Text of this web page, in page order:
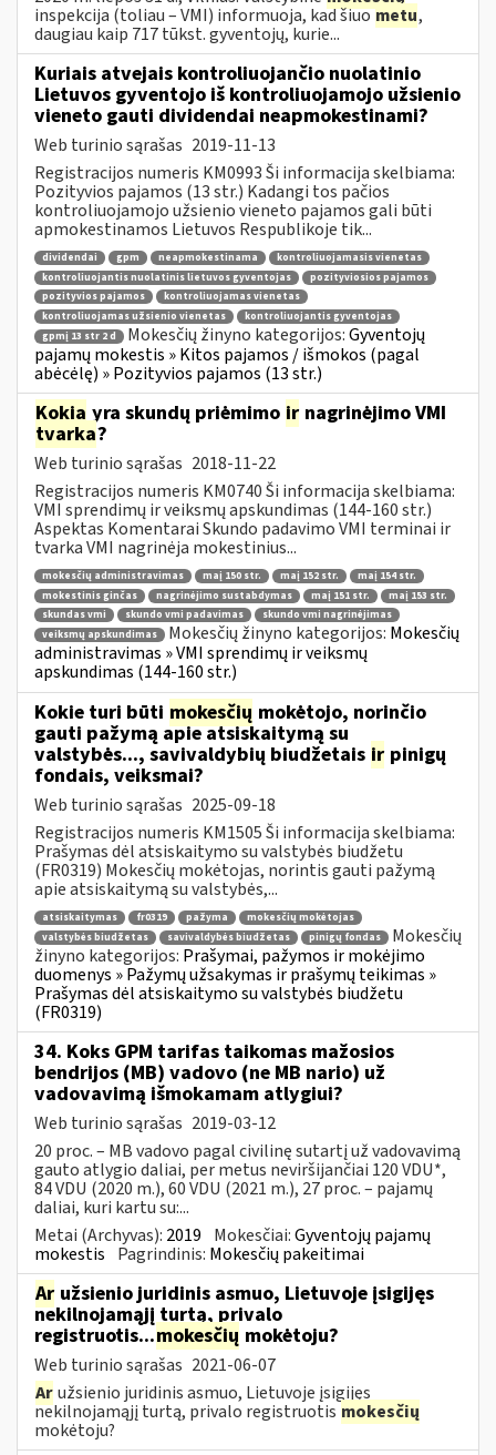
inspekcija (toliau – VMI) informuoja, kad šiuometu,
daugiau kaip 717 tūkst. gyventojų, kurie...
Kuriais atvejais kontroliuojančio nuolatinio
Lietuvos gyventojo iš kontroliuojamojo užsienio
vieneto gauti dividendai neapmokestinami?
Web turinio sąrašas 2019-11-13
Registracijos numeris KM0993 Ši informacija skelbiama:
Pozityvios pajamos (13 str.) Kadangi tos pačios
kontroliuojamojo užsienio vieneto pajamos gali būti
apmokestinamos Lietuvos Respublikoje tik...
dividendai gpm neapmokestinama
kontroliuojamasis vienetas
kontroliuojantis nuolatinis lietuvos gyventojas
pozityviosios pajamos
pozityvios pajamos
kontroliuojamas vienetas
kontroliuojamas užsienio vienetas
kontroliuojantis gyventojas
gpmį 13 str 2 d
Mokesčių žinyno kategorijos:Gyventojų
pajamų mokestis » Kitos pajamos / išmokos (pagal
abėcėlę) » Pozityvios pajamos (13 str.)
Kokia yra skundų priėmimo ir nagrinėjimo VMI
tvarka?
Web turinio sąrašas 2018-11-22
Registracijos numeris KM0740 Ši informacija skelbiama:
VMI sprendimų ir veiksmų apskundimas (144-160 str.)
Aspektas Komentarai Skundo padavimo VMI terminai ir
tvarka VMI nagrinėja mokestinius...
mokesčių administravimas maį 150 str. maį 152 str.
maį 154 str.
mokestinis ginčas
nagrinėjimo sustabdymas maį 151 str.
maį 153 str.
skundas vmi
skundo vmi padavimas
skundo vmi nagrinėjimas
veiksmų apskundimas
Mokesčių žinyno kategorijos: Mokesčių
administravimas » VMI sprendimų ir veiksmų
apskundimas (144-160 str.)
Kokie turi būti mokesčių mokėtojo, norinčio
gauti pažymą apie atsiskaitymą su
valstybės..., savivaldybių biudžetais ir pinigų
fondais, veiksmai?
Web turinio sąrašas 2025-09-18
Registracijos numeris KM1505 Ši informacija skelbiama:
Prašymas dėl atsiskaitymo su valstybės biudžetu
(FR0319) Mokesčių mokėtojas, norintis gauti pažymą
apie atsiskaitymą su valstybės,...
atsiskaitymas fr0319 pažyma
mokesčių mokėtojas
valstybės biudžetas
savivaldybės biudžetas pinigų fondas
Mokesčių
žinyno kategorijos: Prašymai, pažymos ir mokėjimo
duomenys » Pažymų užsakymas ir prašymų teikimas »
Prašymas dėl atsiskaitymo su valstybės biudžetu
(FR0319)
34. Koks GPM tarifas taikomas mažosios
bendrijos (MB) vadovo (ne MB nario) už
vadovavimą išmokamam atlygiui?
Web turinio sąrašas 2019-03-12
20 proc. – MB vadovo pagal civilinę sutartį už vadovavimą
gauto atlygio daliai, per metus neviršijančiai 120 VDU*,
84 VDU (2020 m.), 60 VDU (2021 m.), 27 proc. – pajamų
daliai, kuri kartu su:...
Metai (Archyvas): 2019 Mokesčiai:Gyventojų pajamų
mokestis Pagrindinis: Mokesčių pakeitimai
Ar užsienio juridinis asmuo, Lietuvoje įsigijęs
nekilnojamąjį turtą, privalo
registruotis...mokesčių mokėtoju?
Web turinio sąrašas 2021-06-07
Aružsienio juridinis asmuo, Lietuvoje įsigijęs
nekilnojamąjį turtą, privalo registruotis mokesčių
mokėtoju?